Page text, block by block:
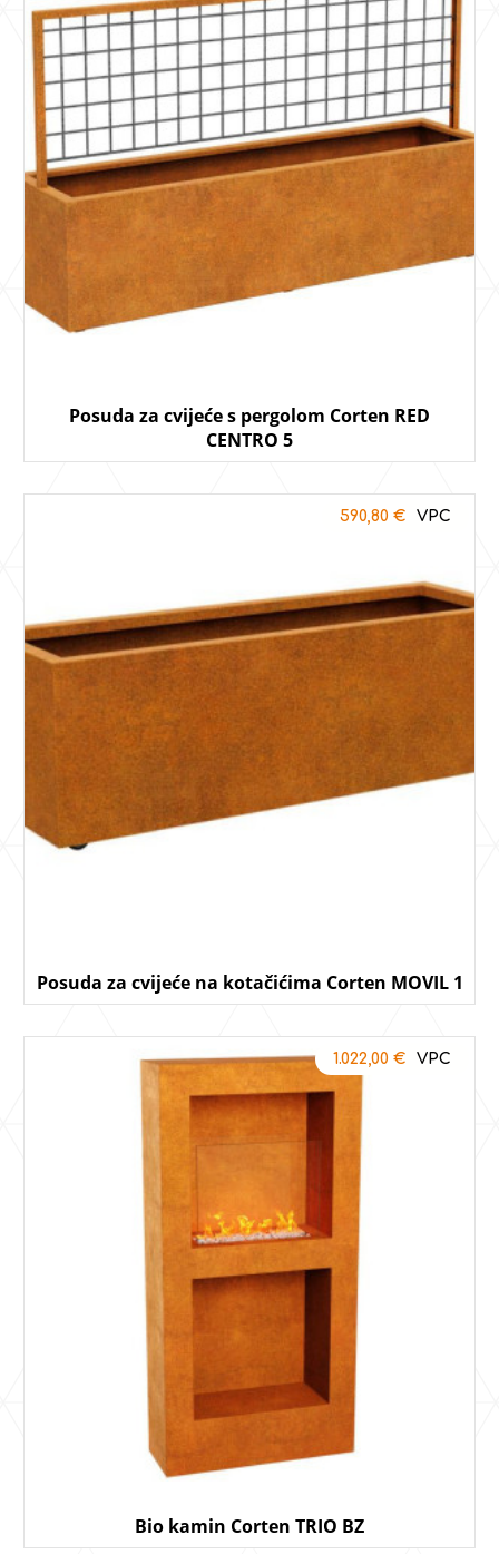
Posuda za cvijeće s pergolom Corten RED
CENTRO 5
Posuda za cvijeće na kotačićima Corten MOVIL 1
590,80 €
Bio kamin Corten TRIO BZ
1.022,00 €